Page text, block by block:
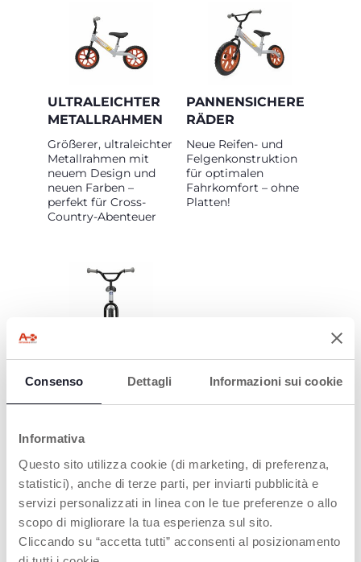
Consenso Dettagli Informazioni sui cookie
Informativa
Questo sito utilizza cookie (di marketing, di preferenza,
statistici), anche di terze parti, per inviarti pubblicità e
servizi personalizzati in linea con le tue preferenze o allo
scopo di migliorare la tua esperienza sul sito.
Cliccando su “accetta tutti” acconsenti al posizionamento
ULTRALEICHTER
METALLRAHMEN
Größerer, ultraleichter
Metallrahmen mit
neuem Design und
neuen Farben –
perfekt für Cross-
Country-Abenteuer
PANNENSICHERE
RÄDER
Neue Reifen- und
Felgenkonstruktion
für optimalen
Fahrkomfort – ohne
Platten!
VERSTELLBARER
LENKER UND SITZ
Der breite, bequeme
rutschfesten
ideal für Kinder bis 5
Jahre